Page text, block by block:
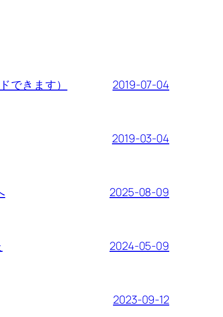
できます） 2019-07-04
2019-03-04
2025-08-09
2024-05-09
2023-09-12